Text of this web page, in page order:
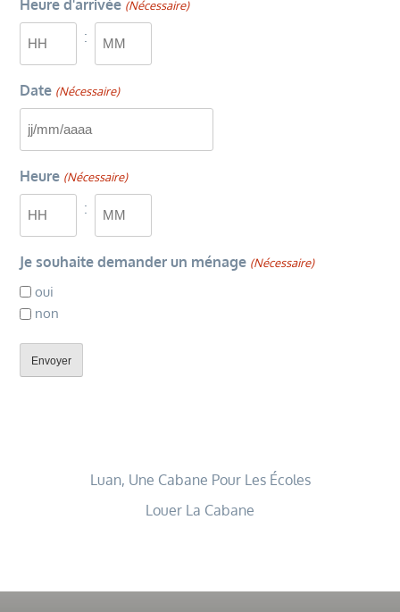
MM
AAAA
Heure d'arrivée (Nécessaire)
:
Date (Nécessaire)
MM
AAAA
Heure (Nécessaire)
:
Je souhaite demander un ménage (Nécessaire)
oui
non
Luan, Une Cabane Pour Les Écoles
Louer La Cabane